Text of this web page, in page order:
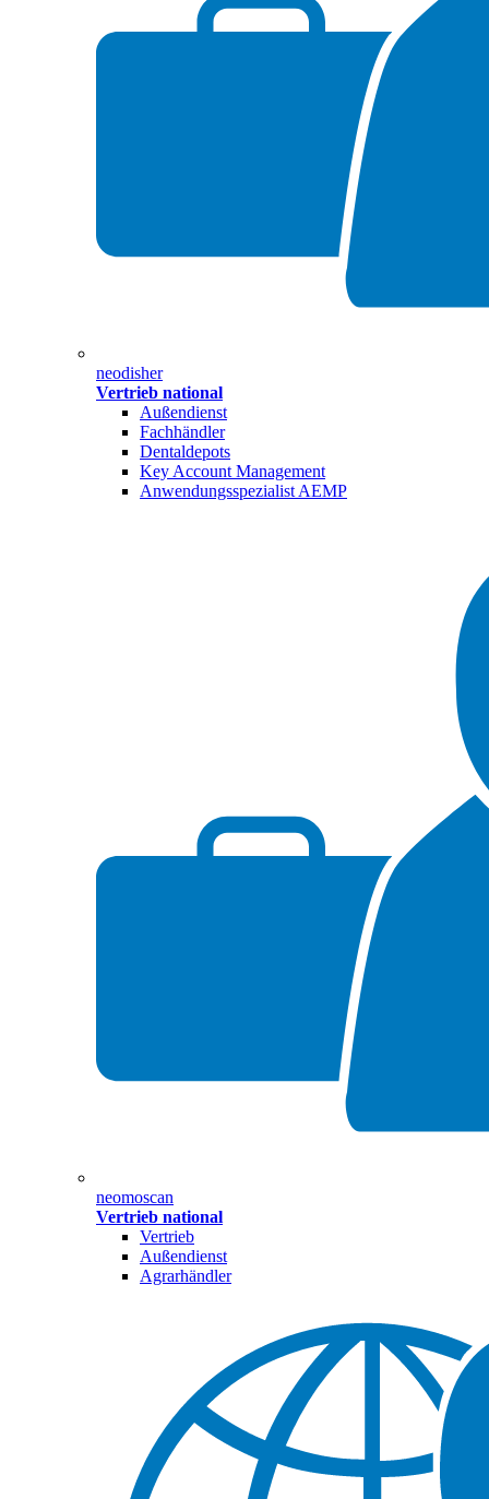
neodisher
Vertrieb national
Außendienst
Fachhändler
Dentaldepots
Key Account Management
Anwendungsspezialist AEMP
neomoscan
Vertrieb national
Vertrieb
Außendienst
Agrarhändler